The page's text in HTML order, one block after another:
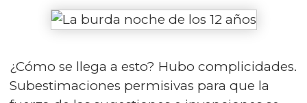
¿Cómo se llega a esto? Hubo complicidades.
Subestimaciones permisivas para que la